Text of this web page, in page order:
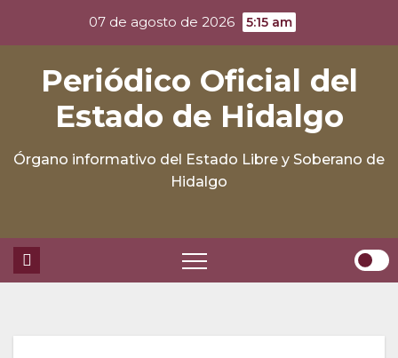
07 de agosto de 2026 5:15 am
Periódico Oficial del
Estado de Hidalgo
Órgano informativo del Estado Libre y Soberano de
Hidalgo